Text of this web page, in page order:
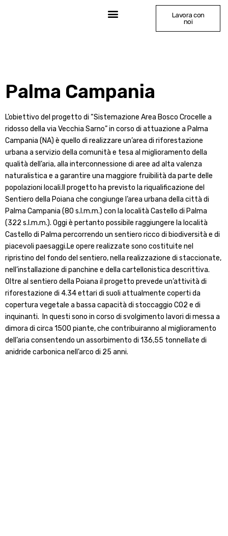
Lavora con
noi
Palma Campania
L’obiettivo del progetto di “Sistemazione Area Bosco Crocelle a
ridosso della via Vecchia Sarno” in corso di attuazione a Palma
Campania (NA) è quello di realizzare un’area di riforestazione
urbana a servizio della comunità e tesa al miglioramento della
qualità dell’aria, alla interconnessione di aree ad alta valenza
naturalistica e a garantire una maggiore fruibilità da parte delle
popolazioni locali.Il progetto ha previsto la riqualificazione del
Sentiero della Poiana che congiunge l’area urbana della città di
Palma Campania (80 s.l.m.m.) con la località Castello di Palma
(322 s.l.m.m.). Oggi è pertanto possibile raggiungere la località
Castello di Palma percorrendo un sentiero ricco di biodiversità e di
piacevoli paesaggi.Le opere realizzate sono costituite nel
ripristino del fondo del sentiero, nella realizzazione di staccionate,
nell’installazione di panchine e della cartellonistica descrittiva.
Oltre al sentiero della Poiana il progetto prevede un’attività di
riforestazione di 4.34 ettari di suoli attualmente coperti da
copertura vegetale a bassa capacità di stoccaggio CO2 e di
inquinanti. In questi sono in corso di svolgimento lavori di messa a
dimora di circa 1500 piante, che contribuiranno al miglioramento
dell’aria consentendo un assorbimento di 136,55 tonnellate di
anidride carbonica nell’arco di 25 anni.